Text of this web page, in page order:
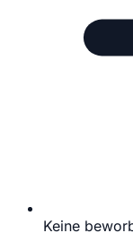
Keine